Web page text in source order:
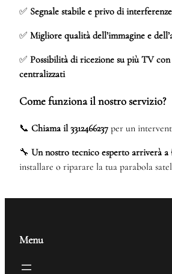
✅ Segnale stabile e privo di interferenze
✅ Migliore qualità dell’immagine e
✅ Possibilità di ricezione su più TV
centralizzati
Come funziona il nostro servizio?
📞 Chiama il 3312466237 per un
🔧 Un nostro tecnico esperto arriverà a
installare o riparare la tua parabola
Menu